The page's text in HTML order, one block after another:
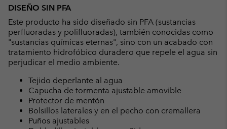
DISEÑO SIN PFA
Este producto ha sido diseñado sin PFA (sustancias
perfluoradas y polifluoradas), también conocidas como
"sustancias químicas eternas", sino con un acabado con
tratamiento hidrofóbico duradero que repele el agua sin
perjudicar el medio ambiente.
Tejido deperlante al agua
Capucha de tormenta ajustable amovible
Protector de mentón
Bolsillos laterales y en el pecho con cremallera
Puños ajustables